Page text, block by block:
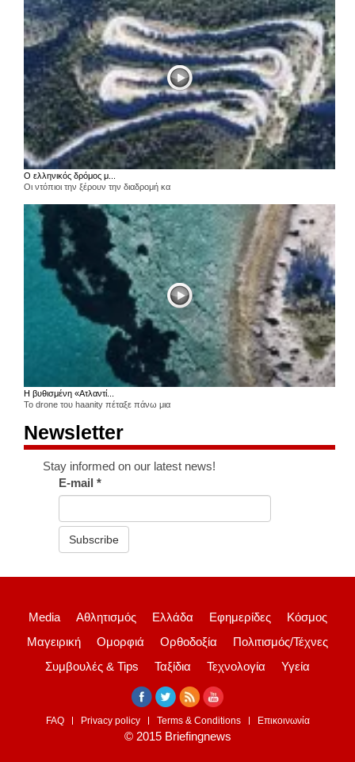
Ο ελληνικός δρόμος μ...
Οι ντόπιοι την ξέρουν την διαδρομή κα
Η βυθισμένη «Ατλαντί...
Το drone του haanity πέταξε πάνω μια
Newsletter
Stay informed on our latest news!
E-mail*
Subscribe
Media Αθλητισμός Ελλάδα Εφημερίδες
Κόσμος
Μαγειρική
Ομορφιά Ορθοδοξία
Πολιτισμός/Τέχνες
Συμβουλές & Tips
Ταξίδια Τεχνολογία Υγεία
FAQ Privacy policy Terms & Conditions Επικοινωνία
© 2015 Briefingnews